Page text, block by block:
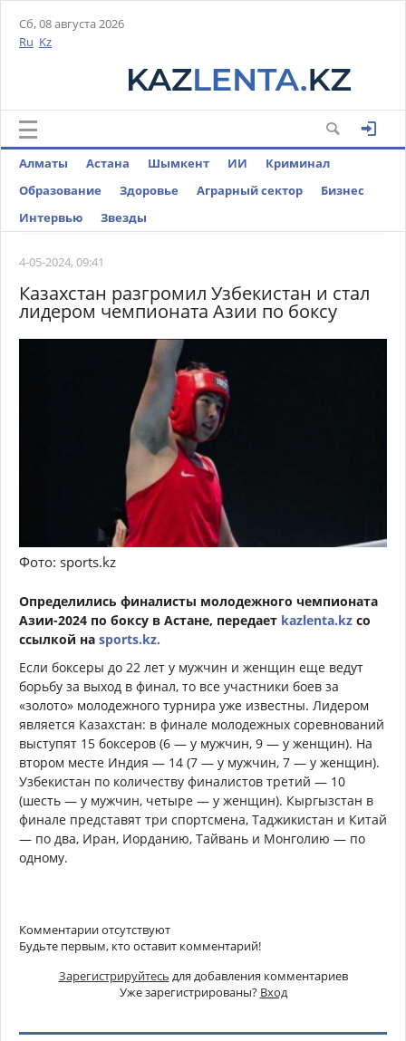
Сб, 08 августа 2026
Ru Kz
Алматы Астана Шымкент ИИ
Криминал
Образование
Здоровье Аграрный сектор
Бизнес
Интервью
Звезды
4-05-2024, 09:41
Казахстан разгромил Узбекистан и стал
лидером чемпионата Азии по боксу
Фото: sports.kz
Определились финалисты молодежного чемпионата
Азии-2024 по боксу в Астане, передает kazlenta.kz со
ссылкой на sports.kz.
Если боксеры до 22 лет у мужчин и женщин еще ведут
борьбу за выход в финал, то все участники боев за
«золото» молодежного турнира уже известны. Лидером
является Казахстан: в финале молодежных соревнований
выступят 15 боксеров (6 — у мужчин, 9 — у женщин). На
втором месте Индия — 14 (7 — у мужчин, 7 — у женщин).
Узбекистан по количеству финалистов третий — 10
(шесть — у мужчин, четыре — у женщин). Кыргызстан в
финале представят три спортсмена, Таджикистан и Китай
— по два, Иран, Иорданию, Тайвань и Монголию — по
одному.
Комментарии отсутствуют
Будьте первым, кто оставит комментарий!
Зарегистрируйтесь для добавления комментариев
Уже зарегистрированы? Вход